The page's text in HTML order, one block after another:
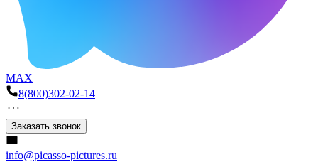
MAX
8(800)302-02-14
Заказать звонок
info@picasso-pictures.ru